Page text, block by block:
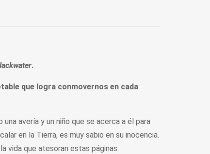
.
que logra conmovernos en cada
avería y un niño que se acerca a él para
en la Tierra, es muy sabio en su inocencia.
vida que atesoran estas páginas.